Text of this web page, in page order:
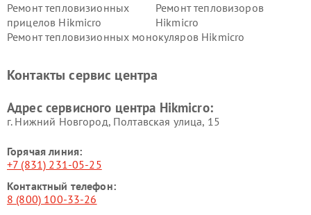
Ремонт тепловизионных
прицелов Hikmicro
Ремонт тепловизоров
Hikmicro
Ремонт тепловизионных монокуляров Hikmicro
Контакты сервис центра
Адрес сервисного центра Hikmicro:
г. Нижний Новгород, Полтавская улица, 15
Горячая линия:
+7 (831) 231-05-25
Контактный телефон:
8 (800) 100-33-26